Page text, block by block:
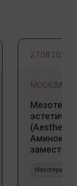
27.08.2026
МОСКВА
(Aesthetic
Мезотерапия